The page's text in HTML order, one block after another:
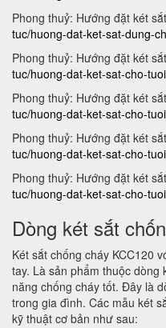
Phong thuỷ: Hướng đặt két sắt
tuc/huong-dat-ket-sat-dung-
Phong thuỷ: Hướng đặt két sắt
tuc/huong-dat-ket-sat-cho-
Phong thuỷ: Hướng đặt két sắt
tuc/huong-dat-ket-sat-cho-
Phong thuỷ: Hướng đặt két sắt
tuc/huong-dat-ket-sat-cho-
Phong thuỷ: Hướng đặt két sắt
tuc/huong-dat-ket-sat-cho-
Dòng két sắt
Két sắt chống cháy KCC120
tay. Là sản phẩm thuộc dòng
năng chống cháy tốt. Đây là
trong gia đình. Các mẫu két
kỹ thuật cơ bản như sau: